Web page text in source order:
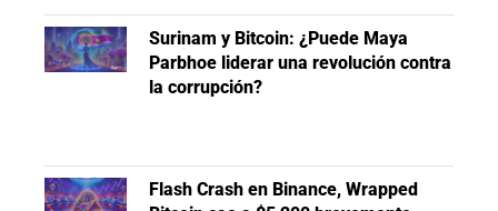
Surinam y Bitcoin: ¿Puede Maya
Parbhoe liderar una revolución contra
la corrupción?
Flash Crash en Binance, Wrapped